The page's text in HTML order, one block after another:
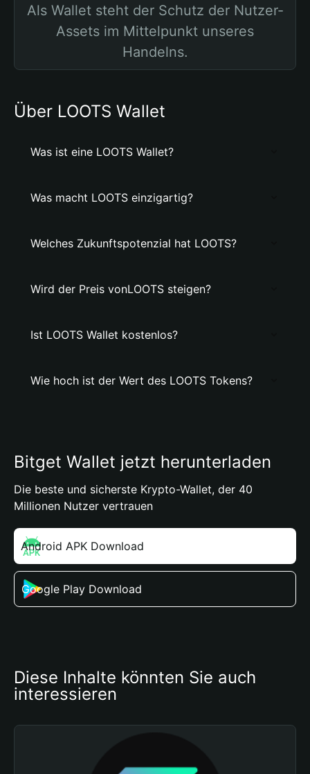
Als Wallet steht der Schutz der Nutzer-
Assets im Mittelpunkt unseres
Handelns.
Über LOOTS Wallet
Was ist eine LOOTS Wallet?
Was macht LOOTS einzigartig?
Welches Zukunftspotenzial hat LOOTS?
Wird der Preis vonLOOTS steigen?
Ist LOOTS Wallet kostenlos?
Wie hoch ist der Wert des LOOTS Tokens?
Bitget Wallet jetzt herunterladen
Die beste und sicherste Krypto-Wallet, der 40
Millionen Nutzer vertrauen
Android APK Download
Google Play Download
Diese Inhalte könnten Sie auch
interessieren